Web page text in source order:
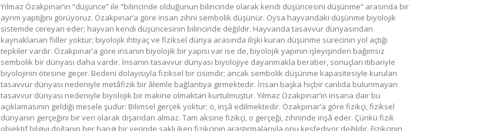
Yılmaz Özakpınar’ın “düşünce” ile “bilincinde olduğunun bilincinde olarak kendi düşüncesini düşünme” arasında bir
ayrım yaptığını görüyoruz. Özakpınar’a göre insan zihni sembolik düşünür. Oysa hayvandaki düşünme biyolojik
sistemde cereyan eder; hayvan kendi düşüncesinin bilincinde değildir. Hayvanda tasavvur dünyasından
kaynaklanan fiiller yoktur; biyolojik ihtiyaç ve fiziksel dünya arasında ilişki kuran düşünme sürecinin yol açtığı
tepkiler vardır. Özakpınar’a göre insanın biyolojik bir yapısı var ise de, biyolojik yapının işleyişinden bağımsız
sembolik bir dünyası daha vardır. İnsanın tasavvur dünyası biyolojiye dayanmakla beraber, sonuçları itibariyle
biyolojinin ötesine geçer. Bedeni dolayısıyla fiziksel bir cisimdir; ancak sembolik düşünme kapasitesiyle kurulan
tasavvur dünyası nedeniyle metâfizik bir âlemle bağlantıya girmektedir. İnsan başka hiçbir canlıda bulunmayan
tasavvur dünyası nedeniyle biyolojik bir makine olmaktan kurtulmuştur. Yılmaz Özakpınar’ın insana dair bu
açıklamasının geldiği mesele şudur: Bilimsel gerçek yoktur; o, inşâ edilmektedir. Özakpınar’a göre fizikçi, fiziksel
dünyanın gerçeğini bir veri olarak dışarıdan almaz. Tam aksine fizikçi, o gerçeği, zihninde inşâ eder. Çünkü fizik
objektif bilgiyi doğanın her hangi bir yerinde saklı iken fizikçinin araştırmalarıyla onu keşfediyor değildir. Fizikçinin